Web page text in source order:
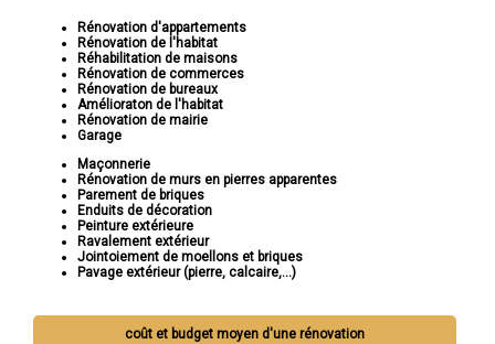
Rénovation d'appartements
Rénovation de l'habitat
Réhabilitation de maisons
Rénovation de commerces
Rénovation de bureaux
Amélioraton de l'habitat
Rénovation de mairie
Garage
Maçonnerie
Rénovation de murs en pierres apparentes
Parement de briques
Enduits de décoration
Peinture extérieure
Ravalement extérieur
Jointoiement de moellons et briques
Pavage extérieur (pierre, calcaire,...)
coût et budget moyen d'une rénovation